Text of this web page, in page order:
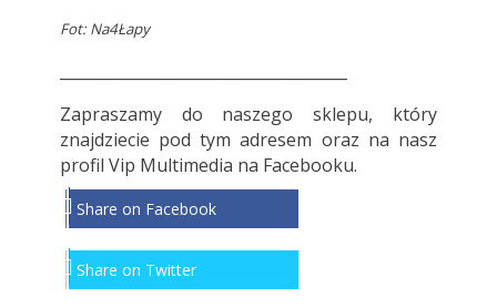
Fot: Na4Łapy
Zapraszamy do naszego sklepu, który
znajdziecie podtym adresem oraz na nasz
profil Vip Multimedia na Facebooku.
Share on Facebook
Share on Twitter